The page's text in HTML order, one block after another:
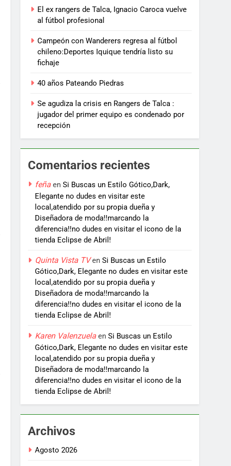
El ex rangers de Talca, Ignacio Caroca vuelve
al fútbol profesional
Campeón con Wanderers regresa al fútbol
chileno:Deportes Iquique tendría listo su
fichaje
40 años Pateando Piedras
Se agudiza la crisis en Rangers de Talca :
jugador del primer equipo es condenado por
recepción
Comentarios recientes
feña enSi Buscas un Estilo Gótico,Dark,
Elegante no dudes en visitar este
local,atendido por su propia dueña y
Diseñadora de moda!!marcando la
diferencia!!no dudes en visitar el icono de la
tienda Eclipse de Abril!
Quinta Vista TVenSi Buscas un Estilo
Gótico,Dark, Elegante no dudes en visitar este
local,atendido por su propia dueña y
Diseñadora de moda!!marcando la
diferencia!!no dudes en visitar el icono de la
tienda Eclipse de Abril!
Karen Valenzuela enSi Buscas un Estilo
Gótico,Dark, Elegante no dudes en visitar este
local,atendido por su propia dueña y
Diseñadora de moda!!marcando la
diferencia!!no dudes en visitar el icono de la
tienda Eclipse de Abril!
Archivos
Agosto 2026